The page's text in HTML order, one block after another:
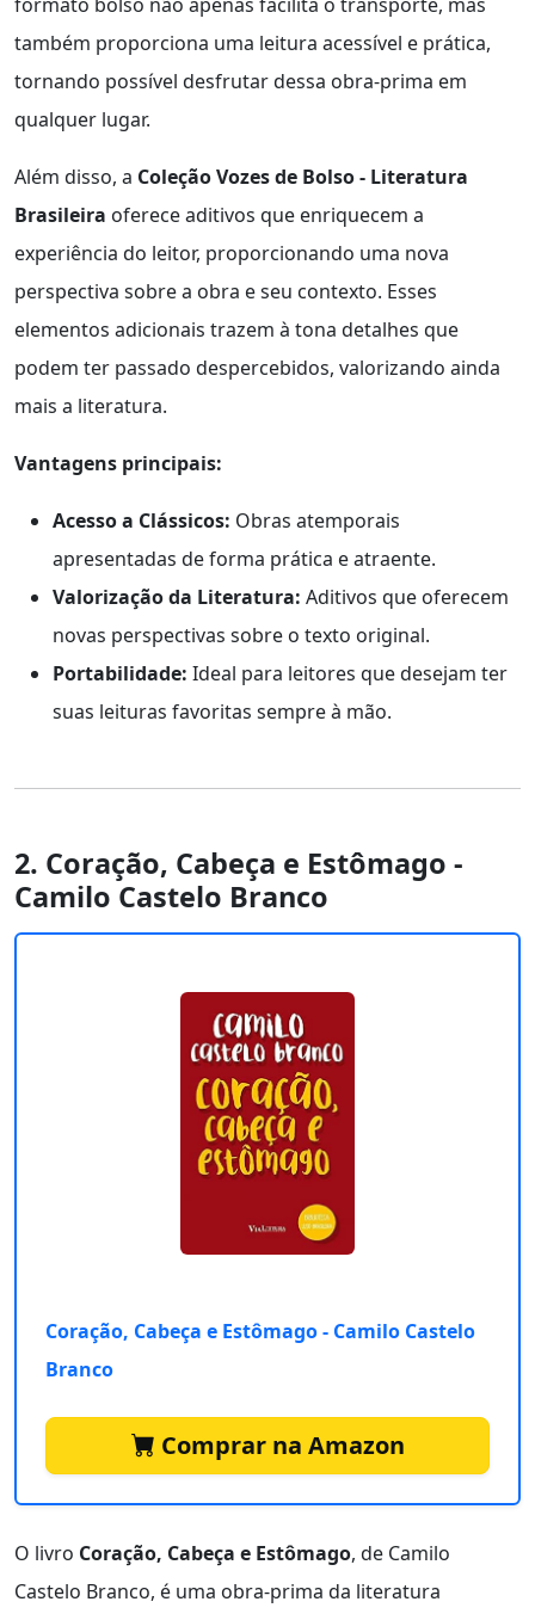
também proporciona uma leitura acessível e prática,
tornando possível desfrutar dessa obra-prima em
qualquer lugar.
Além disso, a Coleção Vozes de Bolso - Literatura
Brasileira oferece aditivos que enriquecem a
experiência do leitor, proporcionando uma nova
perspectiva sobre a obra e seu contexto. Esses
elementos adicionais trazem à tona detalhes que
podem ter passado despercebidos, valorizando ainda
mais a literatura.
Vantagens principais:
Acesso a Clássicos: Obras atemporais
apresentadas de forma prática e atraente.
Valorização da Literatura: Aditivos que oferecem
novas perspectivas sobre o texto original.
Portabilidade: Ideal para leitores que desejam ter
suas leituras favoritas sempre à mão.
2. Coração, Cabeça e Estômago -
Camilo Castelo Branco
Coração, Cabeça e Estômago - Camilo Castelo
Branco
Comprar na Amazon
O livro Coração, Cabeça e Estômago, de Camilo
Castelo Branco, é uma obra-prima da literatura